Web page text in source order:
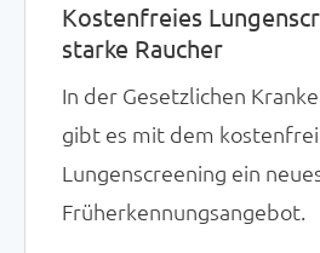
Kostenfreies
starke Raucher
In der Gesetzlichen
gibt es mit dem
Lungenscreening ein
Früherkennungsangebot.